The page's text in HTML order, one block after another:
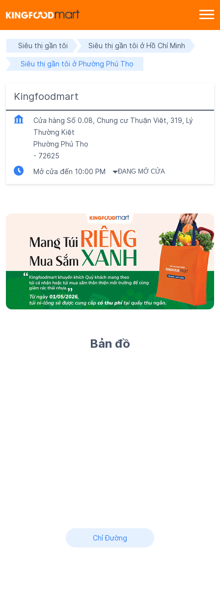
Siêu thị gần tôi Siêu thị gần tôi ở Hồ Chí Minh
Siêu thị gần tôi ở Phường Phú Thọ
Kingfoodmart
Cửa hàng Số 0.08, Chung cư Thuận Việt, 319, Lý
Thường Kiệt
Phường Phú Thọ
- 72625
Mở cửa đến 10:00 PM
ĐANG MỞ CỬA
Bản đồ
Chỉ Đường